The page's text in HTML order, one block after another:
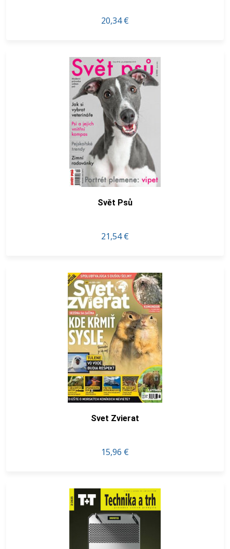
20,34 €
Svět Psů
21,54 €
Svet Zvierat
15,96 €